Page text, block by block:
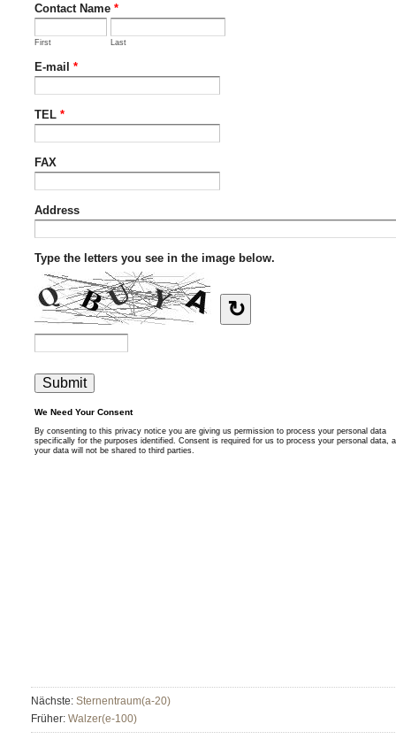
Nächste: Sternentraum(a-20)
Früher: Walzer(e-100)